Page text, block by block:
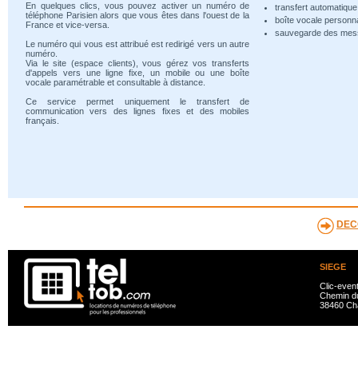
En quelques clics, vous pouvez activer un numéro de
téléphone Parisien alors que vous êtes dans l'ouest de la
France et vice-versa.
Le numéro qui vous est attribué est redirigé vers un autre
numéro.
Via le site (espace clients), vous gérez vos transferts
d'appels vers une ligne fixe, un mobile ou une boîte
vocale paramétrable et consultable à distance.
Ce service permet uniquement le transfert de
communication vers des lignes fixes et des mobiles
français.
transfert
boîte vocale
sauvegarde des
SIEGE
Clic-
Chemin
38460